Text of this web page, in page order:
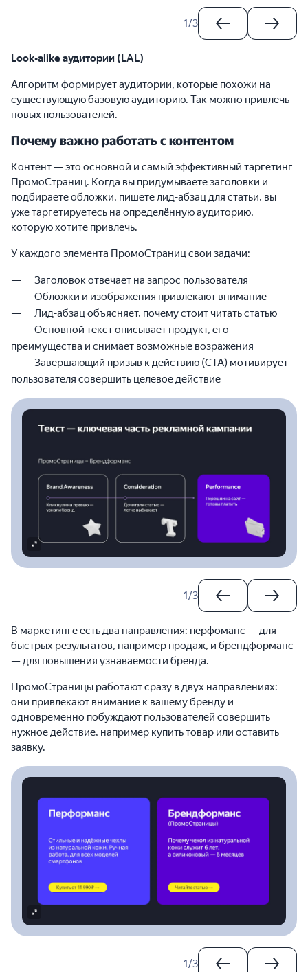
1/3
Look-alike аудитории (LAL)
Алгоритм формирует аудитории, которые похожи на
существующую базовую аудиторию. Так можно привлечь
новых пользователей.
Почему важно работать с контентом
Контент — это основной и самый эффективный таргетинг
ПромоСтраниц. Когда вы придумываете заголовки и
подбираете обложки, пишете лид-абзац для статьи, вы
уже таргетируетесь на определённую аудиторию,
которую хотите привлечь.
У каждого элемента ПромоСтраниц свои задачи:
Заголовок отвечает на запрос пользователя
Обложки и изображения привлекают внимание
Лид-абзац объясняет, почему стоит читать статью
Основной текст описывает продукт, его
преимущества и снимает возможные возражения
Завершающий призыв к действию (CTA) мотивирует
пользователя совершить целевое действие
1/3
В маркетинге есть два направления: перфоманс — для
быстрых результатов, например продаж, и брендформанс
— для повышения узнаваемости бренда.
ПромоСтраницы работают сразу в двух направлениях:
они привлекают внимание к вашему бренду и
одновременно побуждают пользователей совершить
нужное действие, например купить товар или оставить
заявку.
1/3